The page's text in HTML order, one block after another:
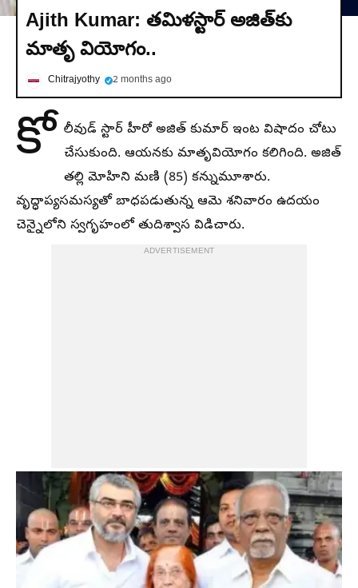
Ajith Kumar: తమిళస్టార్‌ అజిత్‌కు
మాతృ వియోగం..
Chitrajyothy 2 months ago
కో లీవుడ్‌ స్టార్‌ హీరో అజిత్‌ కుమార్‌ ఇంట విషాదం చోటు
చేసుకుంది. ఆయనకు మాతృవియోగం కలిగింది. అజిత్‌
తల్లి మోహిని మణి (85) కన్నుమూశారు.
వృద్ధాప్యసమస్యతో బాధపడుతున్న ఆమె శనివారం ఉదయం
చెన్నైలోని స్వగృహంలో తుదిశ్వాస విడిచారు.
ADVERTISEMENT